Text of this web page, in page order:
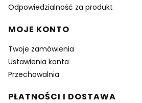
Odpowiedzialność za produkt
MOJE KONTO
Twoje zamówienia
Ustawienia konta
Przechowalnia
PŁATNOŚCI I DOSTAWA